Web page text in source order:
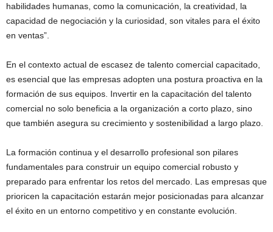
habilidades humanas, como la comunicación, la creatividad, la
capacidad de negociación y la curiosidad, son vitales para el éxito
en ventas”.
En el contexto actual de escasez de talento comercial capacitado,
es esencial que las empresas adopten una postura proactiva en la
formación de sus equipos. Invertir en la capacitación del talento
comercial no solo beneficia a la organización a corto plazo, sino
que también asegura su crecimiento y sostenibilidad a largo plazo.
La formación continua y el desarrollo profesional son pilares
fundamentales para construir un equipo comercial robusto y
preparado para enfrentar los retos del mercado. Las empresas que
prioricen la capacitación estarán mejor posicionadas para alcanzar
el éxito en un entorno competitivo y en constante evolución.